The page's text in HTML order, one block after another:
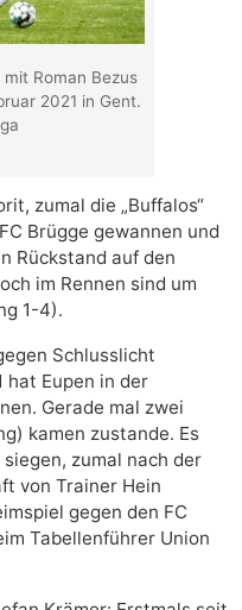
Roman Bezus
2021 in Gent.
zumal die „Buffalos“
Brügge gewannen und
Rückstand auf den
im Rennen sind um
1-4).
Schlusslicht
hat Eupen in der
Gerade mal zwei
kamen zustande. Es
zumal nach der
von Trainer Hein
gegen den FC
Tabellenführer Union